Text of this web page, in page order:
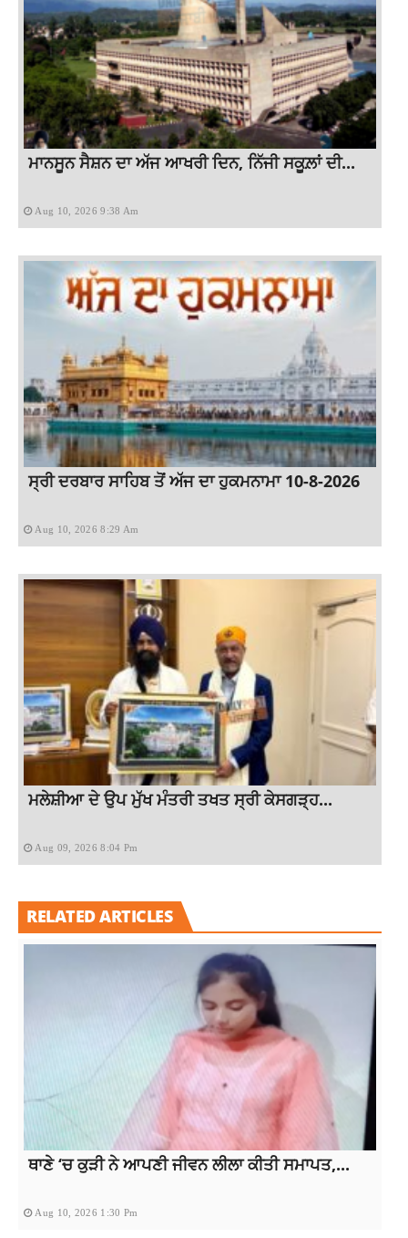
ਮਾਨਸੂਨ ਸੈਸ਼ਨ ਦਾ ਅੱਜ ਆਖਰੀ ਦਿਨ, ਨਿੱਜੀ ਸਕੂਲ਼ਾਂ ਦੀ...
Aug 10, 2026 9:38 Am
ਸ੍ਰੀ ਦਰਬਾਰ ਸਾਹਿਬ ਤੋਂ ਅੱਜ ਦਾ ਹੁਕਮਨਾਮਾ 10-8-2026
Aug 10, 2026 8:29 Am
ਮਲੇਸ਼ੀਆ ਦੇ ਉਪ ਮੁੱਖ ਮੰਤਰੀ ਤਖਤ ਸ੍ਰੀ ਕੇਸਗੜ੍ਹ...
Aug 09, 2026 8:04 Pm
RELATED ARTICLES
ਥਾਣੇ ‘ਚ ਕੁੜੀ ਨੇ ਆਪਣੀ ਜੀਵਨ ਲੀਲਾ ਕੀਤੀ ਸਮਾਪਤ,...
Aug 10, 2026 1:30 Pm